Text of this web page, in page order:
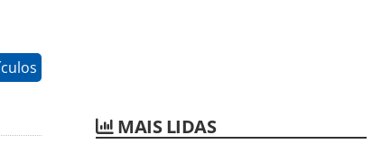
MAIS LIDAS